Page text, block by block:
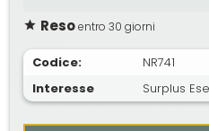
Resoentro 30 giorni
Codice:
NR741
Interesse
Surplus